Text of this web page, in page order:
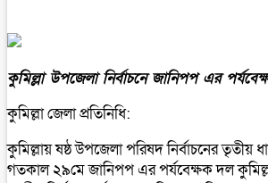
কুমিল্লা উপজেলা নির্বাচনে জানিপপ এর
কুমিল্লা জেলা প্রতিনিধি:
কুমিল্লায় ষষ্ঠ উপজেলা পরিষদ নির্বাচনের তৃতীয়
গতকাল ২৯মে জানিপপ এর পর্যবেক্ষক দল